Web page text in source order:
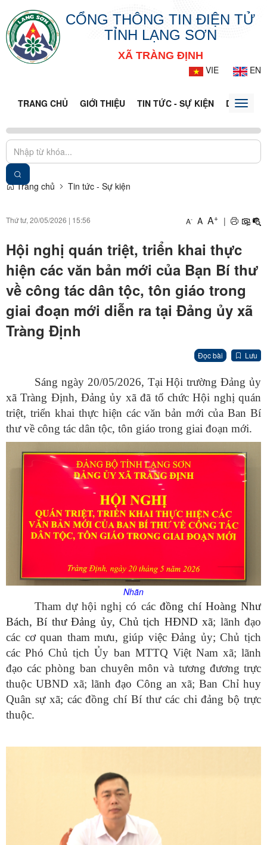
CỔNG THÔNG TIN ĐIỆN TỬ
TỈNH LẠNG SƠN
XÃ TRÀNG ĐỊNH
VIE
EN
TRANG CHỦ GIỚI THIỆU TIN TỨC - SỰ KIỆN DỊCH VỤ
Toggle
Trang chủ Tin tức - Sự kiện
Thứ tư, 20/05/2026 | 15:56 A- A A+ |
Hội nghị quán triệt, triển khai thực
hiện các văn bản mới của Bạn Bí thư
về công tác dân tộc, tôn giáo trong
giai đoạn mới diễn ra tại Đảng ủy xã
Tràng Định
Đọc bài Lưu
Sáng ngày 20/05/2026, Tại Hội trường Đảng ủy
xã Tràng Định, Đảng ủy xã đã tổ chức Hội nghị quán
triệt, triển khai thực hiện các văn bản mới của Ban Bí
thư về công tác dân tộc, tôn giáo trong giai đoạn mới.
Nhãn
Tham dự hội nghị có các đồng chí Hoàng Như
Bách, Bí thư Đảng ủy, Chủ tịch HĐND xã; lãnh đạo
các cơ quan tham mưu, giúp việc Đảng ủy; Chủ tịch
các Phó Chủ tịch Ủy ban MTTQ Việt Nam xã; lãnh
đạo các phòng ban chuyên môn và tương đương trực
thuộc UBND xã; lãnh đạo Công an xã; Ban Chỉ huy
Quân sự xã; các đồng chí Bí thư các chi đảng bộ trực
thuộc.